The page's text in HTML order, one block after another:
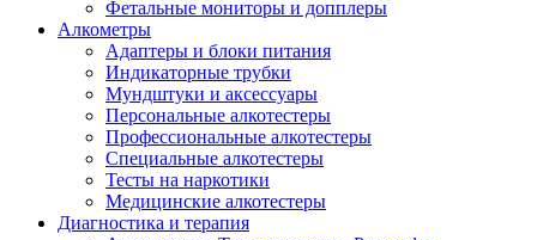
Фетальные мониторы и допплеры
Алкометры
Адаптеры и блоки питания
Индикаторные трубки
Мундштуки и аксессуары
Персональные алкотестеры
Профессиональные алкотестеры
Специальные алкотестеры
Тесты на наркотики
Медицинские алкотестеры
Диагностика и терапия